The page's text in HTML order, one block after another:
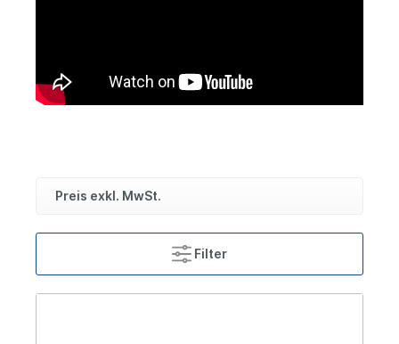
Preis exkl. MwSt.
Filter